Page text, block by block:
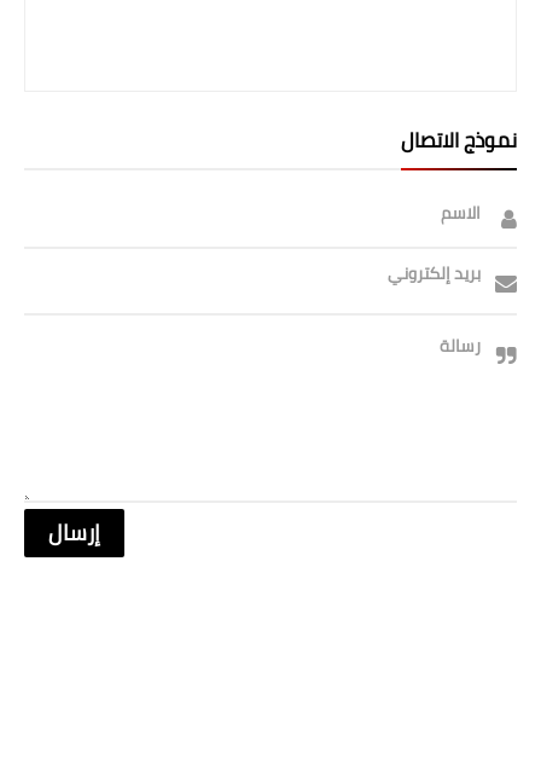
نموذج الاتصال
الاسم
بريد إلكتروني
رسالة